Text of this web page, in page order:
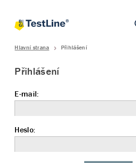
Hlavní strana Přihlášení
Přihlášení
E-mail:
Heslo: